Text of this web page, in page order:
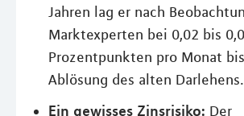
Jahren lag er nach
Marktexperten bei 0,02 bis
Prozentpunkten pro Monat
Ablösung des alten Darlehens.
Ein gewisses Zinsrisiko: Der